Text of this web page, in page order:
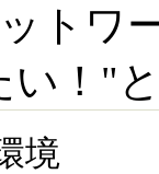
トワ
い！"
境